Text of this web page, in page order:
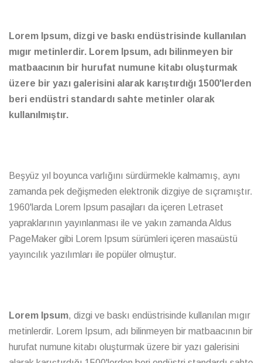
Lorem Ipsum, dizgi ve baskı endüstrisinde kullanılan
mıgır metinlerdir. Lorem Ipsum, adı bilinmeyen bir
matbaacının bir hurufat numune kitabı oluşturmak
üzere bir yazı galerisini alarak karıştırdığı 1500'lerden
beri endüstri standardı sahte metinler olarak
kullanılmıştır.
Beşyüz yıl boyunca varlığını sürdürmekle kalmamış, aynı
zamanda pek değişmeden elektronik dizgiye de sıçramıştır.
1960'larda Lorem Ipsum pasajları da içeren Letraset
yapraklarının yayınlanması ile ve yakın zamanda Aldus
PageMaker gibi Lorem Ipsum sürümleri içeren masaüstü
yayıncılık yazılımları ile popüler olmuştur.
Lorem Ipsum, dizgi ve baskı endüstrisinde kullanılan mıgır
metinlerdir. Lorem Ipsum, adı bilinmeyen bir matbaacının bir
hurufat numune kitabı oluşturmak üzere bir yazı galerisini